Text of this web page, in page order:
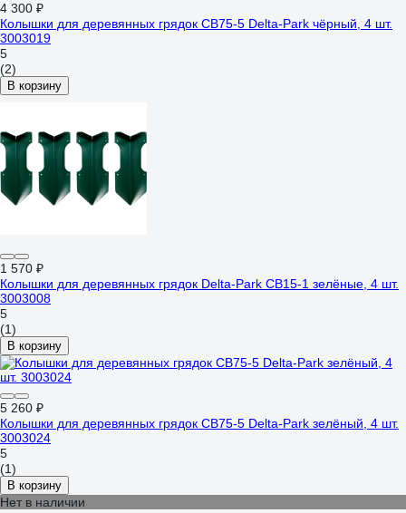
4 300 ₽
Колышки для деревянных грядок CB75-5 Delta-Park чёрный, 4 шт.
3003019
5
(2)
В корзину
1 570 ₽
Колышки для деревянных грядок Delta-Park CB15-1 зелёные, 4 шт.
3003008
5
(1)
В корзину
5 260 ₽
Колышки для деревянных грядок CB75-5 Delta-Park зелёный, 4 шт.
3003024
5
(1)
В корзину
Нет в наличии